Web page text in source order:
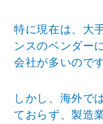
特に現在は、大
ンスのベンダー
会社が多いのです
しかし、海外で
ておらず、製造